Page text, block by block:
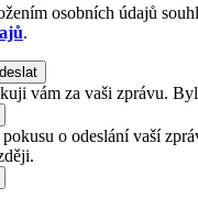
osobních údajů
.
vám za vaši zprávu.
o odeslání vaší